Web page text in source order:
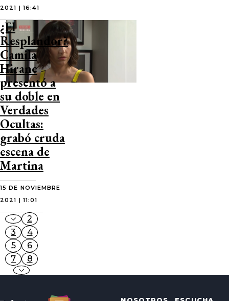
2021 | 16:41
¿El
Resplandor?
Camila
Hirane
presentó a
su doble en
Verdades
Ocultas:
grabó cruda
escena de
Martina
15 DE NOVIEMBRE
2021 | 11:01
2
3
4
5
6
7
8